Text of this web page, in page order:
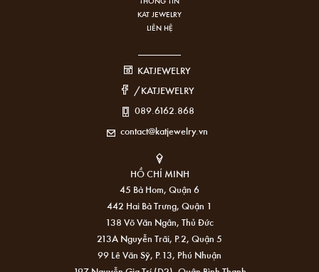
KAT JEWELRY
LIÊN HỆ
KATJEWELRY
/KATJEWELRY
089.6162.868
contact@katjewelry.vn
HỒ CHÍ MINH
45 Bà Hom, Quận 6
442 Hai Bà Trưng, Quận 1
138 Võ Văn Ngân, Thủ Đức
213A Nguyễn Trãi, P.2, Quận 5
99 Lê Văn Sỹ, P.13, Phú Nhuận